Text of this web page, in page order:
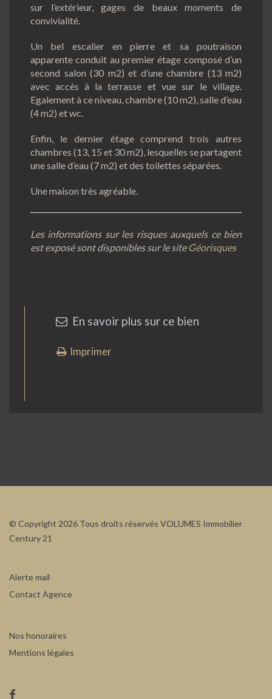
sur l’extérieur, gages de beaux moments de
convivialité.
Un bel escalier en pierre et sa poutraison
apparente conduit au premier étage composé d’un
second salon (30 m2) et d’une chambre (13 m2)
avec accès à la terrasse et vue sur le village.
Egalement à ce niveau, chambre (10 m2), salle d’eau
(4 m2) et wc.
Enfin, le dernier étage comprend trois autres
chambres (13, 15 et 30 m2), lesquelles se partagent
une salle d’eau (7 m2) et des toilettes séparées.
Une maison très agréable.
Les informations sur les risques auxquels ce bien
est exposé sont disponibles sur le site Géorisques
En savoir plus sur ce bien
Imprimer
© Copyright 2026 Tous droits réservés VOLUMES Immobilier
Century 21
Alerte mail
Contact Agence
Nos honoraires
Mentions légales